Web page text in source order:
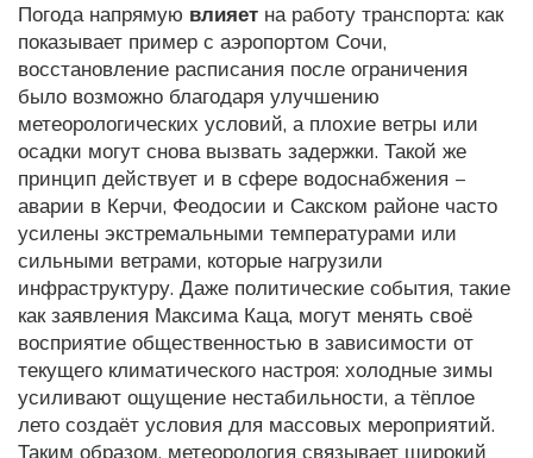
Погода напрямую влияет на работу транспорта: как
показывает пример с аэропортом Сочи,
восстановление расписания после ограничения
было возможно благодаря улучшению
метеорологических условий, а плохие ветры или
осадки могут снова вызвать задержки. Такой же
принцип действует и в сфере водоснабжения –
аварии в Керчи, Феодосии и Сакском районе часто
усилены экстремальными температурами или
сильными ветрами, которые нагрузили
инфраструктуру. Даже политические события, такие
как заявления Максима Каца, могут менять своё
восприятие общественностью в зависимости от
текущего климатического настроя: холодные зимы
усиливают ощущение нестабильности, а тёплое
лето создаёт условия для массовых мероприятий.